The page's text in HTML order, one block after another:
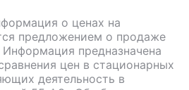
о ценах на
предложением о продаже
предназначена
цен в стационарных
деятельность в